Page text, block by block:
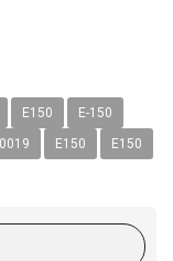
E150 E-150
E150 E150